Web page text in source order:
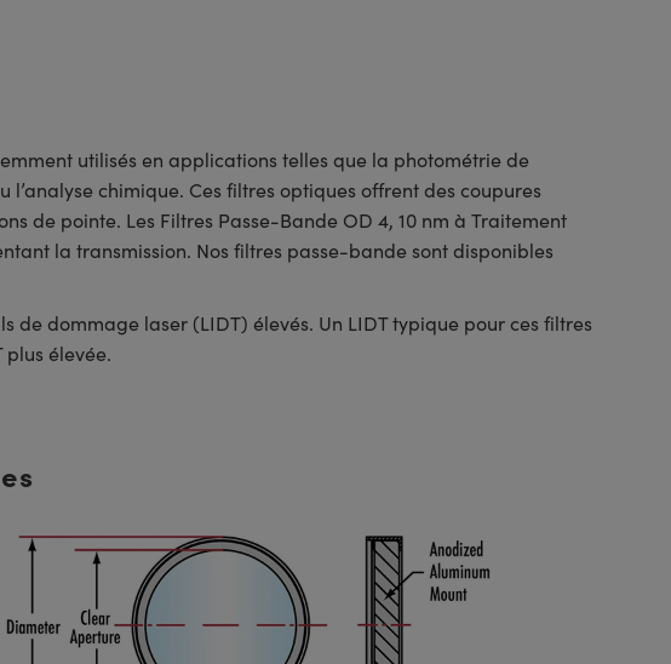
utilisés en applications telles que la photométrie de
chimique. Ces filtres optiques offrent des coupures
de pointe. Les Filtres Passe-Bande OD 4, 10 nm à Traitement
la transmission. Nos filtres passe-bande sont disponibles
de dommage laser (LIDT) élevés. Un LIDT typique pour ces filtres
élevée.